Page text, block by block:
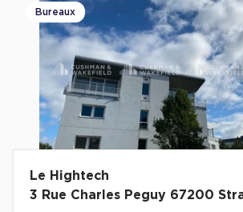
Bureaux
Le Hightech
3 Rue Charles Peguy 67200